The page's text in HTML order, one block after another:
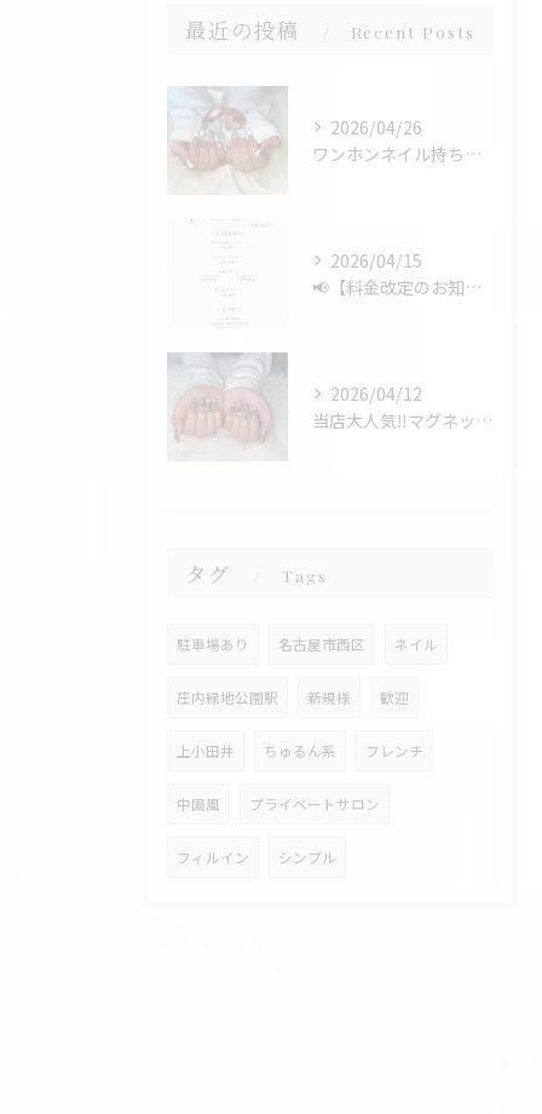
最近の投稿 Recent Posts
2026/04/26
ワンホンネイル持ち込みデザイン💅✨
2026/04/15
📢【料金改定のお知らせ】📢
2026/04/12
当店大人気‼️マグネットフレンチ✨
タグ Tags
駐車場あり 名古屋市西区 ネイル
庄内緑地公園駅 新規様 歓迎
上小田井 ちゅるん系 フレンチ
中国風 プライベートサロン
フィルイン シンプル